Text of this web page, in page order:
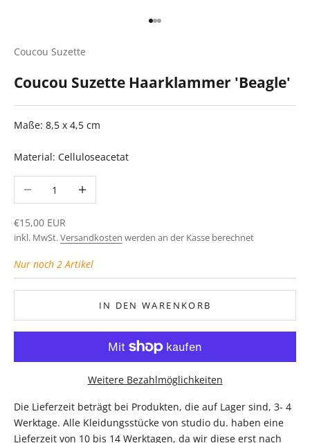
Gehe zu Element 1
Gehe zu Element 2
Gehe zu Element 3
Coucou Suzette
Coucou Suzette Haarklammer 'Beagle'
Maße: 8,5 x 4,5 cm
Material: Celluloseacetat
Anzahl verringernAnzahl erhöhen
Angebot
€15,00 EUR
inkl. MwSt.Versandkosten werden an der Kasse berechnet
Nur noch 2 Artikel
IN DEN WARENKORB
Weitere Bezahlmöglichkeiten
Die Lieferzeit beträgt bei Produkten, die auf Lager sind, 3- 4
Werktage. Alle Kleidungsstücke von studio du. haben eine
Lieferzeit von 10 bis 14 Werktagen, da wir diese erst nach